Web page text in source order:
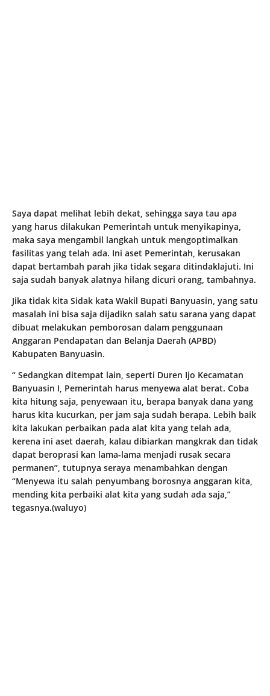
Saya dapat melihat lebih dekat, sehingga saya tau apa
yang harus dilakukan Pemerintah untuk menyikapinya,
maka saya mengambil langkah untuk mengoptimalkan
fasilitas yang telah ada. Ini aset Pemerintah, kerusakan
dapat bertambah parah jika tidak segara ditindaklajuti. Ini
saja sudah banyak alatnya hilang dicuri orang, tambahnya.
Jika tidak kita Sidak kata Wakil Bupati Banyuasin, yang satu
masalah ini bisa saja dijadikn salah satu sarana yang dapat
dibuat melakukan pemborosan dalam penggunaan
Anggaran Pendapatan dan Belanja Daerah (APBD)
Kabupaten Banyuasin.
“ Sedangkan ditempat lain, seperti Duren Ijo Kecamatan
Banyuasin I, Pemerintah harus menyewa alat berat. Coba
kita hitung saja, penyewaan itu, berapa banyak dana yang
harus kita kucurkan, per jam saja sudah berapa. Lebih baik
kita lakukan perbaikan pada alat kita yang telah ada,
kerena ini aset daerah, kalau dibiarkan mangkrak dan tidak
dapat beroprasi kan lama-lama menjadi rusak secara
permanen”, tutupnya seraya menambahkan dengan
“Menyewa itu salah penyumbang borosnya anggaran kita,
mending kita perbaiki alat kita yang sudah ada saja,”
tegasnya.(waluyo)